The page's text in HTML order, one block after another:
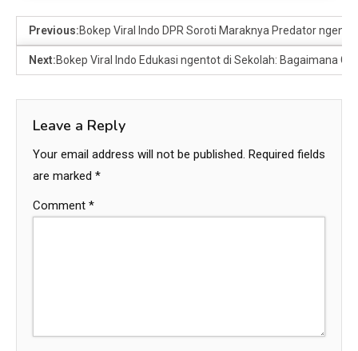
Previous:Bokep Viral Indo DPR Soroti Maraknya Predator
Next:Bokep Viral Indo Edukasi ngentot di Sekolah: Bagaimana
Leave a Reply
Your email address will not be published. Required fields
are marked *
Comment *